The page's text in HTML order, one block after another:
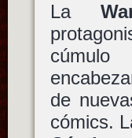
La
de
cómics.